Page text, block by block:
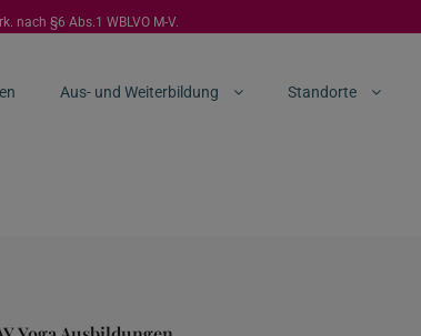
nach §6 Abs.1 WBLVO M-V.
Aus- und Weiterbildung Standorte